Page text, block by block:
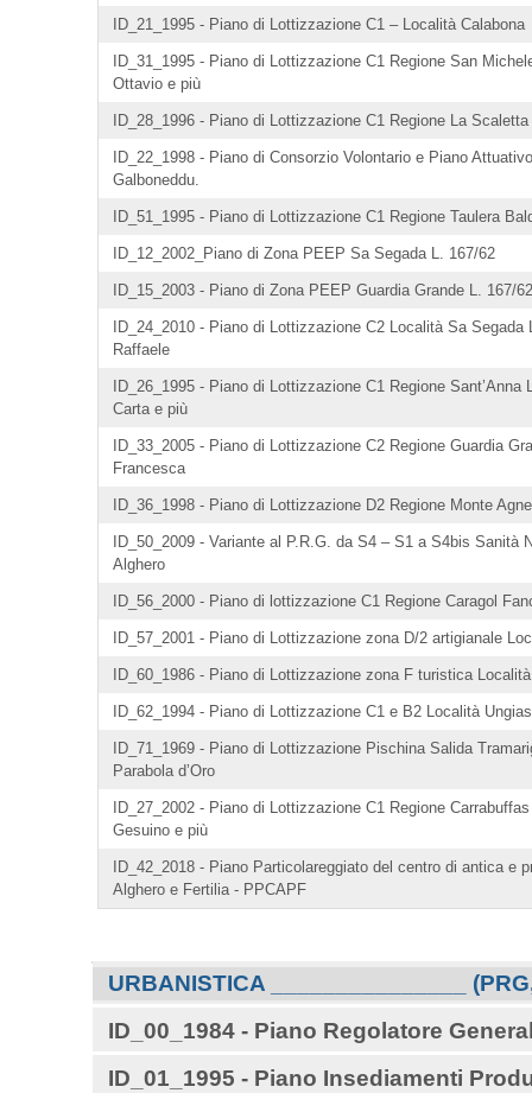
ID_21_1995 - Piano di Lottizzazione C1 – Località Calabona
ID_31_1995 - Piano di Lottizzazione C1 Regione San
Ottavio e più
ID_28_1996 - Piano di Lottizzazione C1 Regione La
ID_22_1998 - Piano di Consorzio Volontario e Piano
Galboneddu.
ID_51_1995 - Piano di Lottizzazione C1 Regione Taulera
ID_12_2002_Piano di Zona PEEP Sa Segada L. 167/62
ID_15_2003 - Piano di Zona PEEP Guardia Grande L. 167/
ID_24_2010 - Piano di Lottizzazione C2 Località Sa
Raffaele
ID_26_1995 - Piano di Lottizzazione C1 Regione Sant’Anna
Carta e più
ID_33_2005 - Piano di Lottizzazione C2 Regione Guardia
Francesca
ID_36_1998 - Piano di Lottizzazione D2 Regione Monte
ID_50_2009 - Variante al P.R.G. da S4 – S1 a S4bis Sanità
Alghero
ID_56_2000 - Piano di lottizzazione C1 Regione Caragol
ID_57_2001 - Piano di Lottizzazione zona D/2 artigianale
ID_60_1986 - Piano di Lottizzazione zona F turistica
ID_62_1994 - Piano di Lottizzazione C1 e B2 Località Ungias
ID_71_1969 - Piano di Lottizzazione Pischina Salida
Parabola d’Oro
ID_27_2002 - Piano di Lottizzazione C1 Regione
Gesuino e più
ID_42_2018 - Piano Particolareggiato del centro di antica e
Alghero e Fertilia - PPCAPF
Navigazione
URBANISTICA _______________
ID_00_1984 - Piano Regolatore
ID_01_1995 - Piano Insediamenti